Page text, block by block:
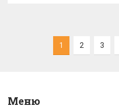
1 2 3
Меню